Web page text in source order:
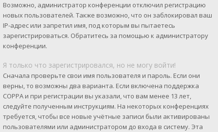
Возможно, администратор конференции отключил регистрацию
новых пользователей. Также возможно, что он заблокировал ваш
IP-адрес или запретил имя, под которым вы пытаетесь
зарегистрироваться. Обратитесь за помощью к администратору
конференции.
Я только что зарегистрировался, но не могу войти!
Сначала проверьте свои имя пользователя и пароль. Если они
верны, то возможны два варианта. Если включена поддержка
COPPA и при регистрации вы указали, что вам менее 13 лет,
следуйте полученным инструкциям. На некоторых конференциях
требуется, чтобы все новые учётные записи были активированы
пользователями или администратором до входа в систему. Эта